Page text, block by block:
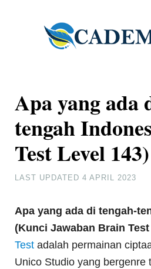
Apa yang ada
tengah
Test Level 143)
LAST UPDATED4 APRIL 2023
Apa yang ada di tengah-
(Kunci Jawaban Brain Test
Test adalah permainan
Unico Studio yang bergenre